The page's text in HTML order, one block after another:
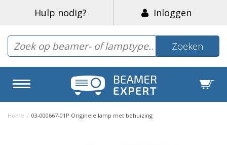
Hulp nodig? Inloggen
Zoeken
Home / 03-000667-01P Originele lamp met behuizing